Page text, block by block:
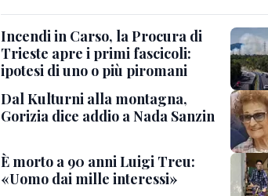
Incendi in Carso, la Procura di
Trieste apre i primi fascicoli:
ipotesi di uno o più piromani
Dal Kulturni alla montagna,
Gorizia dice addio a Nada Sanzin
È morto a 90 anni Luigi Treu:
«Uomo dai mille interessi»